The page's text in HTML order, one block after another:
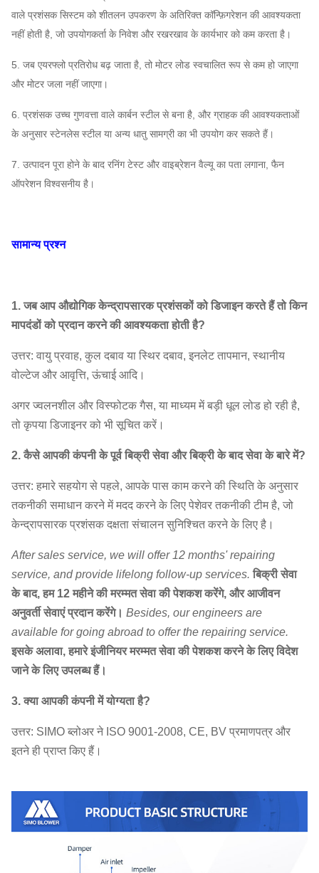
वाले प्रशंसक सिस्टम को शीतलन उपकरण के अतिरिक्त कॉन्फ़िगरेशन की आवश्यकता
नहीं होती है, जो उपयोगकर्ता के निवेश और रखरखाव के कार्यभार को कम करता है।
5. जब एयरफ्लो प्रतिरोध बढ़ जाता है, तो मोटर लोड स्वचालित रूप से कम हो जाएगा
और मोटर जला नहीं जाएगा।
6. प्रशंसक उच्च गुणवत्ता वाले कार्बन स्टील से बना है, और ग्राहक की आवश्यकताओं
के अनुसार स्टेनलेस स्टील या अन्य धातु सामग्री का भी उपयोग कर सकते हैं।
7. उत्पादन पूरा होने के बाद रनिंग टेस्ट और वाइब्रेशन वैल्यू का पता लगाना, फैन
ऑपरेशन विश्वसनीय है।
सामान्य प्रश्न
1. जब आप औद्योगिक केन्द्रापसारक प्रशंसकों को डिजाइन करते हैं तो किन
मापदंडों को प्रदान करने की आवश्यकता होती है?
उत्तर: वायु प्रवाह, कुल दबाव या स्थिर दबाव, इनलेट तापमान, स्थानीय
वोल्टेज और आवृत्ति, ऊंचाई आदि।
अगर ज्वलनशील और विस्फोटक गैस, या माध्यम में बड़ी धूल लोड हो रही है,
तो कृपया डिजाइनर को भी सूचित करें।
2. कैसे आपकी कंपनी के पूर्व बिक्री सेवा और बिक्री के बाद सेवा के बारे में?
उत्तर: हमारे सहयोग से पहले, आपके पास काम करने की स्थिति के अनुसार
तकनीकी समाधान करने में मदद करने के लिए पेशेवर तकनीकी टीम है, जो
केन्द्रापसारक प्रशंसक दक्षता संचालन सुनिश्चित करने के लिए है।
After sales service, we will offer 12 months' repairing
service, and provide lifelong follow-up services. बिक्री सेवा
के बाद, हम 12 महीने की मरम्मत सेवा की पेशकश करेंगे, और आजीवन
अनुवर्ती सेवाएं प्रदान करेंगे। Besides, our engineers are
available for going abroad to offer the repairing service.
इसके अलावा, हमारे इंजीनियर मरम्मत सेवा की पेशकश करने के लिए विदेश
जाने के लिए उपलब्ध हैं।
3. क्या आपकी कंपनी में योग्यता है?
उत्तर: SIMO ब्लोअर ने ISO 9001-2008, CE, BV प्रमाणपत्र और
इतने ही प्राप्त किए हैं।